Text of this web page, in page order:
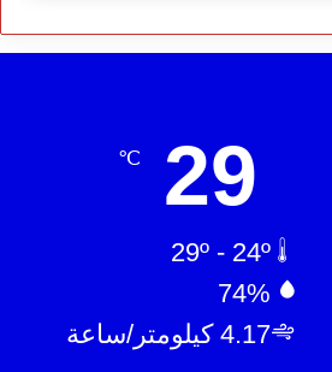
29
℃
74%
4.17 كيلومتر/ساعة